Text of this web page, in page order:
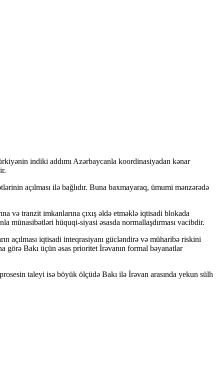
indiki addımı Azərbaycanla koordinasiyadan kənar
açılması ilə bağlıdır. Buna baxmayaraq, ümumi mənzərədə
və tranzit imkanlarına çıxış əldə etməklə iqtisadi blokada
münasibətləri hüquqi-siyasi əsasda normallaşdırması vacibdir.
açılması iqtisadi inteqrasiyanı gücləndirə və müharibə riskini
görə Bakı üçün əsas prioritet İrəvanın formal bəyanatlar
taleyi isə böyük ölçüdə Bakı ilə İrəvan arasında yekun sülh